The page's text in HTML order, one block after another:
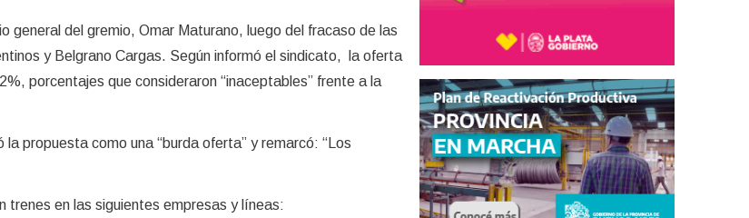
general del gremio, Omar Maturano, luego del fracaso de las
y Belgrano Cargas. Según informó el sindicato, la oferta
porcentajes que consideraron “inaceptables” frente a la
propuesta como una “burda oferta” y remarcó: “Los
trenes en las siguientes empresas y líneas: